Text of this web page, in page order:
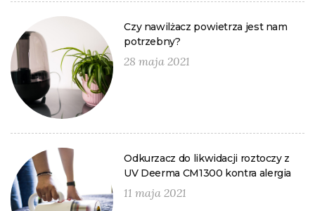
Czy nawilżacz powietrza jest nam
potrzebny?
28 maja 2021
Odkurzacz do likwidacji roztoczy z
UV Deerma CM1300 kontra alergia
11 maja 2021